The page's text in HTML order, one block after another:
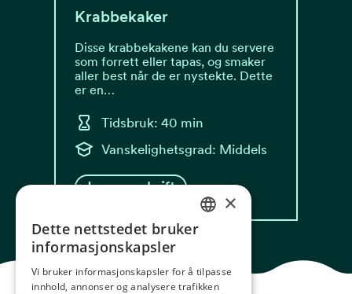
Krabbekaker
Disse krabbekakene kan du servere
som forrett eller tapas, og smaker
aller best når de er nystekte. Dette
er en…
Tidsbruk: 40 min
Vanskelighetsgrad: Middels
Les oppskrift
NORWEGIAN
GERMAN
×
Dette nettstedet bruker
informasjonskapsler
Vi bruker informasjonskapsler for å tilpasse
innhold, annonser og analysere trafikken